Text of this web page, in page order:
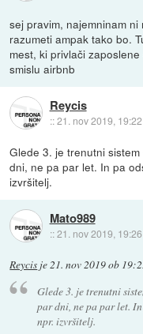
sej pravim, najemninam
razumeti ampak tako bo.
mest, ki privlači
smislu airbnb
Reycis
::21. nov 2019, 19:22
Glede 3. je trenutni
dni, ne pa par let. In pa
izvršitelj.
Mato989
::21. nov 2019, 19:26
Reycis je21. nov 2019 ob
Glede 3. je trenutni
par dni, ne pa par let.
npr. izvršitelj.